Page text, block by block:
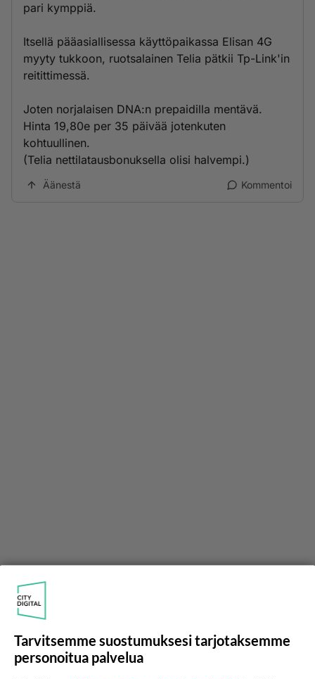
pari kymppiä.
Itsellä pääasiallisessa käyttöpaikassa Elisan 4G
myyty tukkoon, ruotsalainen Telia pätkii Tp-Link'in
reitittimessä.
Joten norjalaisen DNA:n prepaidilla mentävä.
Hinta 19,80e per 35 päivää jotenkuten
kohtuullinen.
(Telia nettilatausbonuksella olisi halvempi.)
Äänestä Kommentoi
Anonyymi
Tarvitsemme suostumuksesi tarjotaksemme
personoitua palvelua